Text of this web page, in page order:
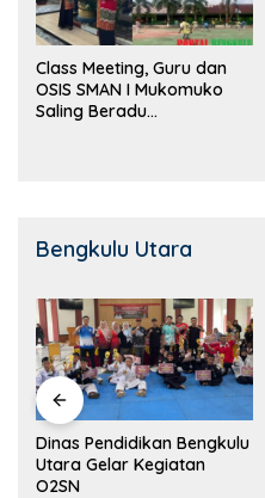
Class Meeting, Guru dan
OSIS SMAN I Mukomuko
Saling Beradu
Bengkulu Utara
Dinas Pendidikan Bengkulu
Utara Gelar Kegiatan
O2SN